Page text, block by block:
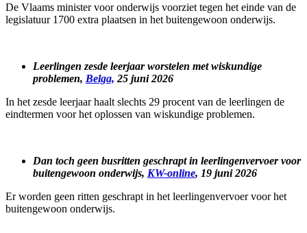
De Vlaams minister voor onderwijs voorziet tegen het einde van de
legislatuur 1700 extra plaatsen in het buitengewoon onderwijs.
Leerlingen zesde leerjaar worstelen met wiskundige
problemen, Belga, 25 juni 2026
In het zesde leerjaar haalt slechts 29 procent van de leerlingen de
eindtermen voor het oplossen van wiskundige problemen.
Dan toch geen busritten geschrapt in leerlingenvervoer voor
buitengewoon onderwijs, KW-online, 19 juni 2026
Er worden geen ritten geschrapt in het leerlingenvervoer voor het
buitengewoon onderwijs.